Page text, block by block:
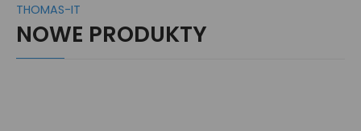
THOMAS-IT
NOWE PRODUKTY